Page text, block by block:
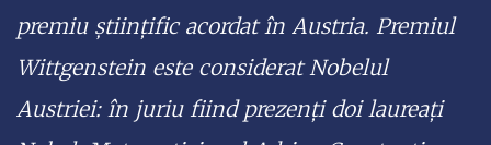
premiu ştiinţific acordat în Austria. Premiul
Wittgenstein este considerat Nobelul
Austriei: în juriu fiind prezenţi doi laureaţi